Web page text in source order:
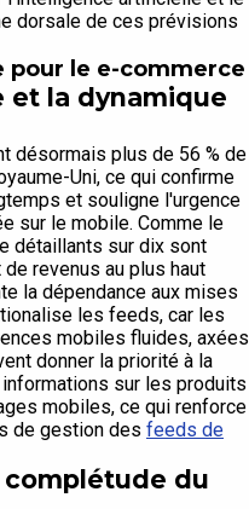
dorsale de ces prévisions
pour le e-commerce
et la dynamique
désormais plus de 56 % de
Uni, ce qui confirme
et souligne l'urgence
sur le mobile. Comme le
détaillants sur dix sont
revenus au plus haut
la dépendance aux mises
les feeds, car les
mobiles fluides, axées
donner la priorité à la
sur les produits
mobiles, ce qui renforce
de gestion des feeds de
du